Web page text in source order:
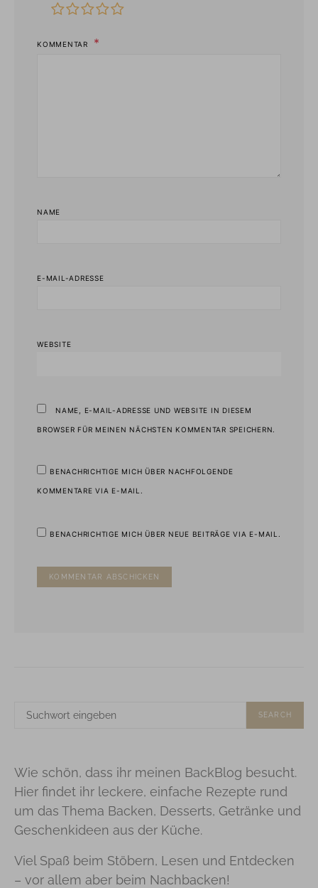
KOMMENTAR
NAME
E-MAIL-ADRESSE
WEBSITE
NAME, E-MAIL-ADRESSE UND WEBSITE IN DIESEM
BROWSER FÜR MEINEN NÄCHSTEN KOMMENTAR SPEICHERN.
BENACHRICHTIGE MICH ÜBER NACHFOLGENDE
KOMMENTARE VIA E-MAIL.
BENACHRICHTIGE MICH ÜBER NEUE BEITRÄGE VIA E-MAIL.
SUCHE
SEARCH
Wie schön, dass ihr meinen BackBlog besucht.
Hier findet ihr leckere, einfache Rezepte rund
um das Thema Backen, Desserts, Getränke und
Geschenkideen aus der Küche.
Viel Spaß beim Stöbern, Lesen und Entdecken
– vor allem aber beim Nachbacken!